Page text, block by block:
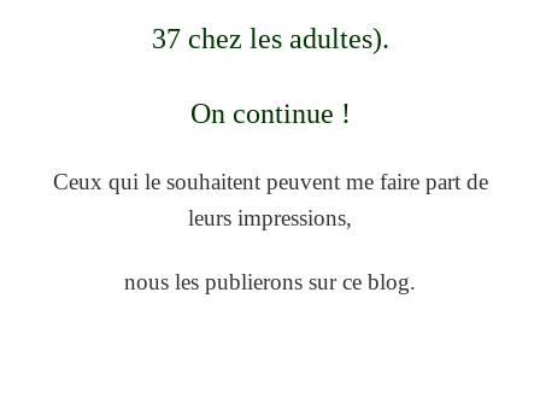
37 chez les adultes).
On continue !
Ceux qui le souhaitent peuvent me faire part de
leurs impressions,
nous les publierons sur ce blog.